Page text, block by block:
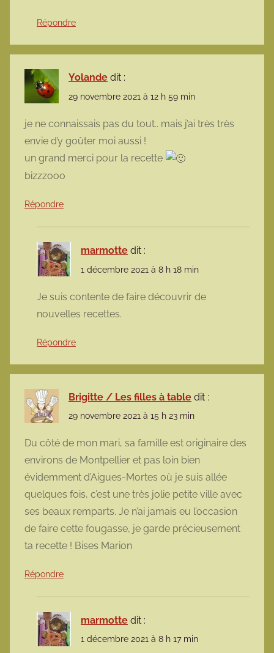
Répondre
Yolande dit :
29 novembre 2021 à 12 h 59 min
je ne connaissais pas du tout.. mais j’ai très très
envie d’y goûter moi aussi !
un grand merci pour la recette
bizzzooo
Répondre
marmotte dit :
1 décembre 2021 à 8 h 18 min
Je suis contente de faire découvrir de
nouvelles recettes.
Répondre
Brigitte / Les filles à table dit :
29 novembre 2021 à 15 h 23 min
Du côté de mon mari, sa famille est originaire des
environs de Montpellier et pas loin bien
évidemment d’Aigues-Mortes où je suis allée
quelques fois, c’est une très jolie petite ville avec
ses beaux remparts. Je n’ai jamais eu l’occasion
de faire cette fougasse, je garde précieusement
ta recette ! Bises Marion
Répondre
marmotte dit :
1 décembre 2021 à 8 h 17 min